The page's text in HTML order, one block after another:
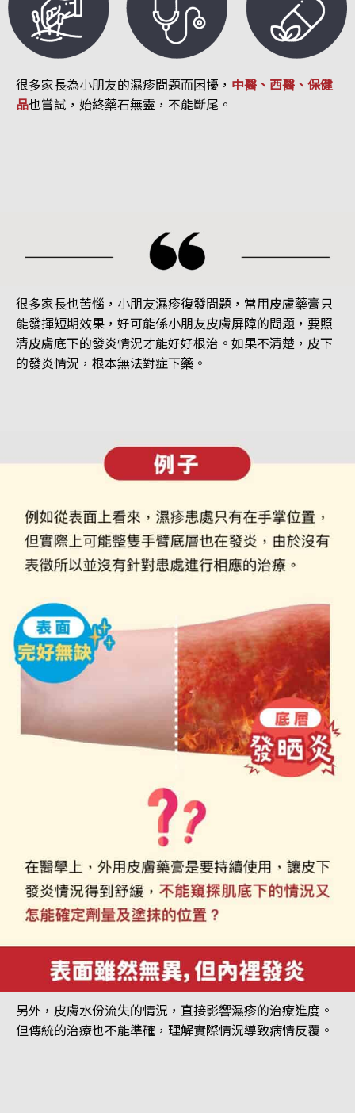
很多家長為小朋友的濕疹問題而困擾， 中醫、西醫、保健
品也嘗試，始終藥石無靈，不能斷尾。
很多家長也苦惱，小朋友濕疹復發問題，常用皮膚藥膏只
能發揮短期效果，好可能係小朋友皮膚屏障的問題，要照
清皮膚底下的發炎情況才能好好根治。如果不清楚，皮下
的發炎情況，根本無法對症下藥。
另外，皮膚水份流失的情況，直接影響濕疹的治療進度。
但傳統的治療也不能準確，理解實際情況導致病情反覆。